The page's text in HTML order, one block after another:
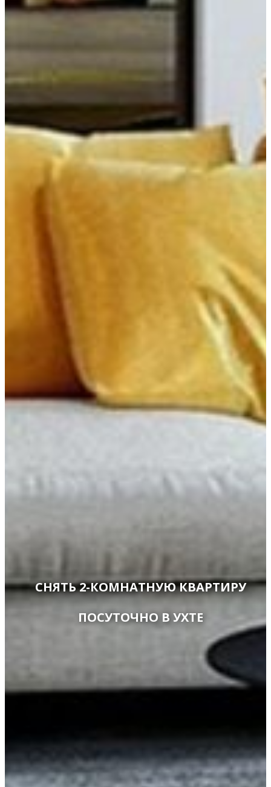
СНЯТЬ 2-КОМНАТНУЮ КВАРТИРУ
ПОСУТОЧНО В УХТЕ